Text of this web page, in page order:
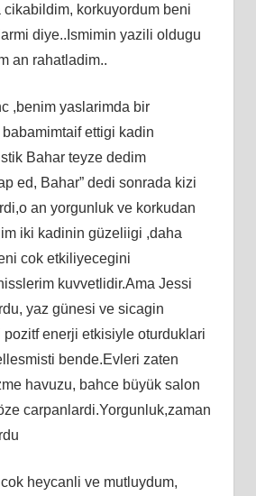
cikabildim, korkuyordum beni
diye..Ismimin yazili oldugu
an rahatladim..
,benim yaslarimda bir
ettigi kadin
Bahar teyze dedim
ed, Bahar” dedi sonrada kizi
an yorgunluk ve korkudan
iki kadinin güzeliigi ,daha
cok etkiliyecegini
kuvvetlidir.Ama Jessi
yaz günesi ve sicagin
enerji etkisiyle oturduklari
bende.Evleri zaten
havuzu, bahce büyük salon
carpanlardi.Yorgunluk,zaman
heycanli ve mutluydum,